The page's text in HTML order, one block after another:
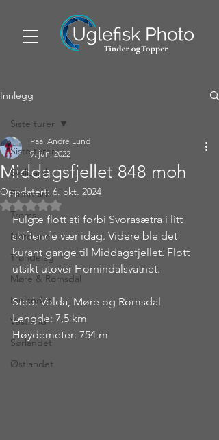
Innlegg
Siste turer
Svalbard
Finnmark
Troms
Nordland
Trøndelag
Møre & Romsdal
Innlandet
Vestland
Sørlandet
Østlandet
Siste turer
Middagsfjellet 848 moh
Paal Andre Lund
9. juni 2022
Oppdatert: 6. okt. 2024
Gitt NaN av 5 stjerner.
Fulgte flott sti forbi Svorasætra i litt
skiftende vær idag. Videre ble det
kurant gange til Middagsfjellet. Flott
utsikt utover Hornindalsvatnet.
Sted: Volda, Møre og Romsdal
Lengde: 7,5 km
Høydemeter: 754 m